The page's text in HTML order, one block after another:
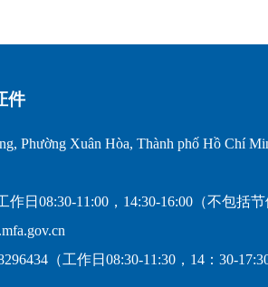
件
Phường Xuân Hòa, Thành phố Hồ Chí
日08:30-11:00，14:30-16:00（不包括节
（工作日08:30-11:30，14：30-17:30